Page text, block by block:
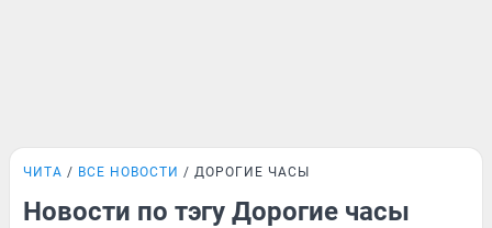
ЧИТА ВСЕ НОВОСТИ ДОРОГИЕ ЧАСЫ
Новости по тэгу Дорогие часы